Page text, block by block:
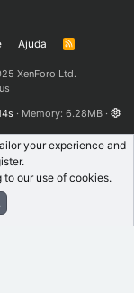
Ajuda
R
XenForo Ltd.
Memory 6.28MB
your experience and
our use of cookies.